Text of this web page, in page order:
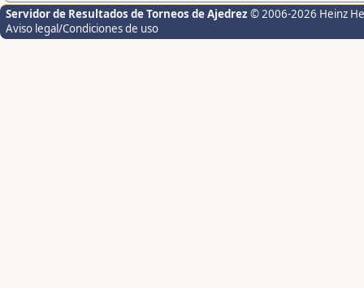
Servidor de Resultados de Torneos de Ajedrez © 2006-2026 Heinz
Aviso legal/Condiciones de uso